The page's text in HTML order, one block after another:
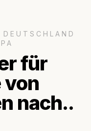
für
von
nach..